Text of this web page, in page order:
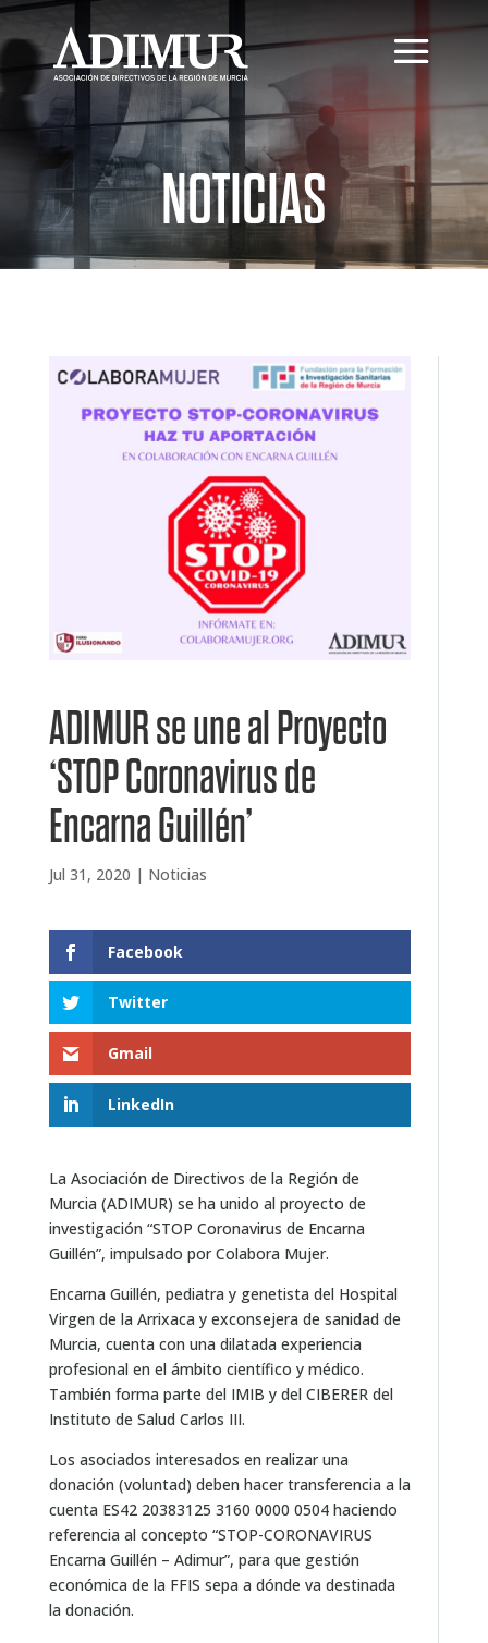
NOTICIAS
ADIMUR se une al Proyecto
‘STOP Coronavirus de
Encarna Guillén’
Jul 31, 2020 | Noticias
Facebook
Twitter
Gmail
LinkedIn
La Asociación de Directivos de la Región de
Murcia (ADIMUR) se ha unido al proyecto de
investigación “STOP Coronavirus de Encarna
Guillén”, impulsado por Colabora Mujer.
Encarna Guillén, pediatra y genetista del Hospital
Virgen de la Arrixaca y exconsejera de sanidad de
Murcia, cuenta con una dilatada experiencia
profesional en el ámbito científico y médico.
También forma parte del IMIB y del CIBERER del
Instituto de Salud Carlos III.
Los asociados interesados en realizar una
donación (voluntad) deben hacer transferencia a la
cuenta ES42 20383125 3160 0000 0504 haciendo
referencia al concepto “STOP-CORONAVIRUS
Encarna Guillén – Adimur”, para que gestión
económica de la FFIS sepa a dónde va destinada
la donación.